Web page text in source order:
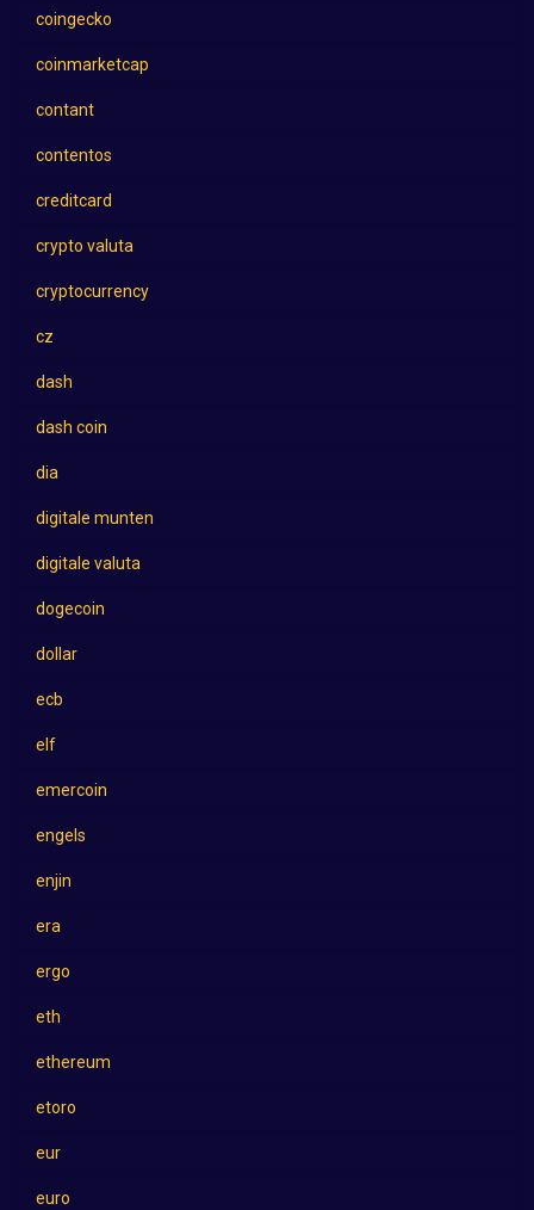
coingecko
coinmarketcap
contant
contentos
creditcard
crypto valuta
cryptocurrency
cz
dash
dash coin
dia
digitale munten
digitale valuta
dogecoin
dollar
ecb
elf
emercoin
engels
enjin
era
ergo
eth
ethereum
etoro
eur
euro